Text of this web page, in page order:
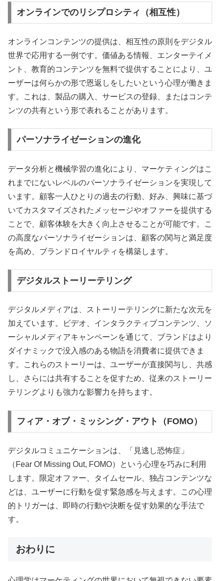
オンラインでのリシプロシティ（相互性）
オンラインコンテンツの提供は、相互性の原則をデジタル
世界で応用する一例です。価値ある情報、エンターテイメ
ント、教育的コンテンツを無料で提供することにより、ユ
ーザーは何らかの形で恩返しをしたいという心理が働きま
す。これは、製品の購入、サービスの登録、またはコンテ
ンツの共有という形で表れることがあります。
パーソナライゼーションの進化
データ分析と機械学習の進化により、マーケティングはこ
れまでにないレベルのパーソナライゼーションを実現して
います。顧客一人ひとりの過去の行動、好み、興味に基づ
いてカスタマイズされたメッセージやオファーを提供する
ことで、顧客体験を大きく向上させることが可能です。こ
の高度なパーソナライゼーションは、顧客の関与と満足度
を高め、ブランドロイヤルティを構築します。
デジタルストーリーテリング
デジタルメディアは、ストーリーテリングに新たな次元を
加えています。ビデオ、インタラクティブコンテンツ、ソ
ーシャルメディアキャンペーンを通じて、ブランドはより
ダイナミックで没入感のある物語を消費者に提供できま
す。これらのストーリーは、ユーザーが直接関与し、共感
し、さらには共有することを促すため、従来のストーリー
テリングよりも強力な影響力を持ちます。
フィア・オブ・ミッシング・アウト（FOMO）
デジタルコミュニケーションは、「見逃し恐怖症」
（Fear Of Missing Out, FOMO）という心理を巧みに利用
します。限定オファー、タイムセール、独占コンテンツな
どは、ユーザーに行動を促す緊急感を与えます。この心理
的トリガーは、即時の行動や決断を促す効果的な手法で
す。
おわりに